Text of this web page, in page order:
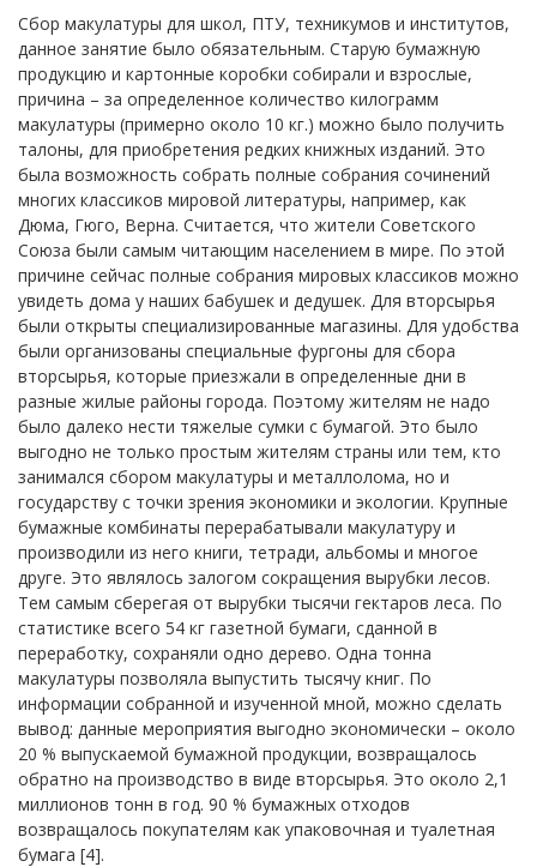
Сбор макулатуры для школ, ПТУ, техникумов и институтов,
данное занятие было обязательным. Старую бумажную
продукцию и картонные коробки собирали и взрослые,
причина – за определенное количество килограмм
макулатуры (примерно около 10 кг.) можно было получить
талоны, для приобретения редких книжных изданий. Это
была возможность собрать полные собрания сочинений
многих классиков мировой литературы, например, как
Дюма, Гюго, Верна. Считается, что жители Советского
Союза были самым читающим населением в мире. По этой
причине сейчас полные собрания мировых классиков можно
увидеть дома у наших бабушек и дедушек. Для вторсырья
были открыты специализированные магазины. Для удобства
были организованы специальные фургоны для сбора
вторсырья, которые приезжали в определенные дни в
разные жилые районы города. Поэтому жителям не надо
было далеко нести тяжелые сумки с бумагой. Это было
выгодно не только простым жителям страны или тем, кто
занимался сбором макулатуры и металлолома, но и
государству с точки зрения экономики и экологии. Крупные
бумажные комбинаты перерабатывали макулатуру и
производили из него книги, тетради, альбомы и многое
друге. Это являлось залогом сокращения вырубки лесов.
Тем самым сберегая от вырубки тысячи гектаров леса. По
статистике всего 54 кг газетной бумаги, сданной в
переработку, сохраняли одно дерево. Одна тонна
макулатуры позволяла выпустить тысячу книг. По
информации собранной и изученной мной, можно сделать
вывод: данные мероприятия выгодно экономически – около
20 % выпускаемой бумажной продукции, возвращалось
обратно на производство в виде вторсырья. Это около 2,1
миллионов тонн в год. 90 % бумажных отходов
возвращалось покупателям как упаковочная и туалетная
бумага [4].